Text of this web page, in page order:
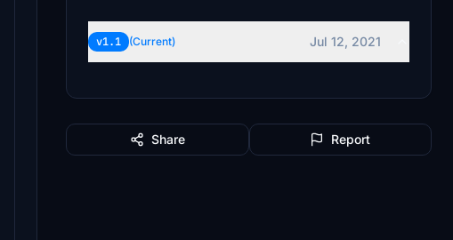
v1.1 (Current) Jul 12, 2021
Share Report